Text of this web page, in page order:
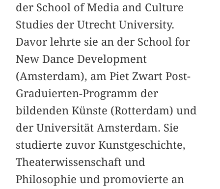
der School of Media and Culture
Studies der Utrecht University.
Davor lehrte sie an der School for
New Dance Development
(Amsterdam), am Piet Zwart Post-
Graduierten-Programm der
bildenden Künste (Rotterdam) und
der Universität Amsterdam. Sie
studierte zuvor Kunstgeschichte,
Theaterwissenschaft und
Philosophie und promovierte an